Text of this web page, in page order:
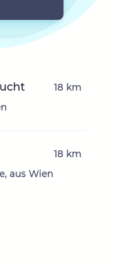
18 km
aus Wien
18 km